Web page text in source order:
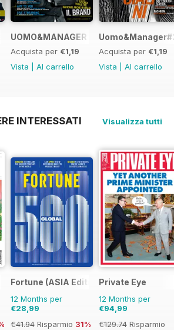
UOMO&MANAGER Agosto 2015
Acquista per €1,19
Vista
Al carrello
Acquista per €1,19
Vista
Al carrello
INTERESSATI
Visualizza tutti
Fortune (ASIA Edition)
12 Months per
€28,99
€41.94 Risparmio 31%
Private Eye
12 Months per
€94,99
€129.74 Risparmio